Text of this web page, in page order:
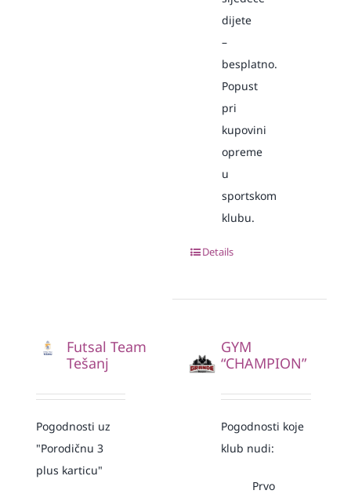
dijete
–
besplatno.
Popust
pri
kupovini
opreme
u
sportskom
klubu.
Details
Futsal Team
Tešanj
Pogodnosti uz
"Porodičnu 3
plus karticu"
GYM
“CHAMPION”
Pogodnosti koje
klub nudi:
Prvo